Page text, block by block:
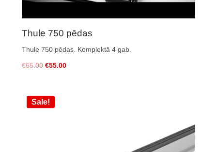
Thule 750 pēdas
Thule 750 pēdas. Komplektā 4 gab.
€65.00 €55.00
Sale!